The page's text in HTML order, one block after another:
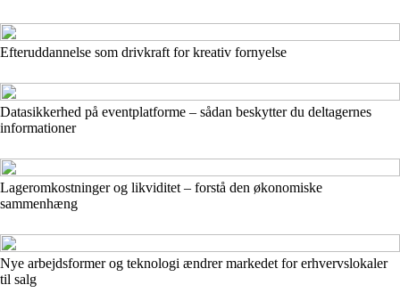
Efteruddannelse som drivkraft for kreativ fornyelse
Datasikkerhed på eventplatforme – sådan beskytter du deltagernes
informationer
Lageromkostninger og likviditet – forstå den økonomiske
sammenhæng
Nye arbejdsformer og teknologi ændrer markedet for erhvervslokaler
til salg